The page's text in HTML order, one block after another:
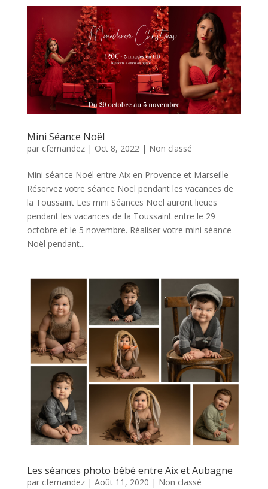
Mini Séance Noël
par cfernandez| Oct 8, 2022| Non classé
Mini séance Noël entre Aix en Provence et Marseille
Réservez votre séance Noël pendant les vacances de
la Toussaint Les mini Séances Noël auront lieues
pendant les vacances de la Toussaint entre le 29
octobre et le 5 novembre. Réaliser votre mini séance
Noël pendant...
Les séances photo bébé entre Aix et Aubagne
par cfernandez| Août 11, 2020 | Non classé